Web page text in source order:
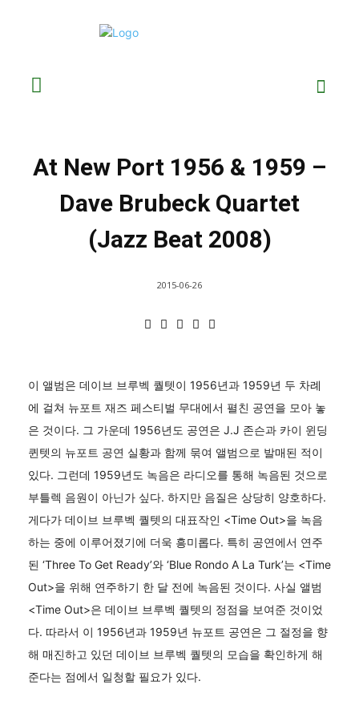
At New Port 1956 & 1959 –
Dave Brubeck Quartet
(Jazz Beat 2008)
2015-06-26
이 앨범은 데이브 브루벡 퀄텟이 1956년과 1959년 두 차례
에 걸쳐 뉴포트 재즈 페스티벌 무대에서 펼친 공연을 모아 놓
은 것이다. 그 가운데 1956년도 공연은 J.J 존슨과 카이 윈딩
퀸텟의 뉴포트 공연 실황과 함께 묶여 앨범으로 발매된 적이
있다. 그런데 1959년도 녹음은 라디오를 통해 녹음된 것으로
부틀렉 음원이 아닌가 싶다. 하지만 음질은 상당히 양호하다.
게다가 데이브 브루벡 퀄텟의 대표작인 <Time Out>을 녹음
하는 중에 이루어졌기에 더욱 흥미롭다. 특히 공연에서 연주
된 ‘Three To Get Ready’와 ‘Blue Rondo A La Turk’는 <Time
Out>을 위해 연주하기 한 달 전에 녹음된 것이다. 사실 앨범
<Time Out>은 데이브 브루벡 퀄텟의 정점을 보여준 것이었
다. 따라서 이 1956년과 1959년 뉴포트 공연은 그 절정을 향
해 매진하고 있던 데이브 브루벡 퀄텟의 모습을 확인하게 해
준다는 점에서 일청할 필요가 있다.